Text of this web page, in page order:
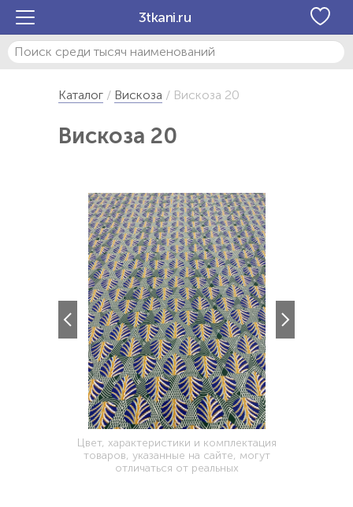
3tkani.ru
Каталог Вискоза Вискоза 20
Вискоза 20
Цвет, характеристики и комплектация
товаров, указанные на сайте, могут
отличаться от реальных